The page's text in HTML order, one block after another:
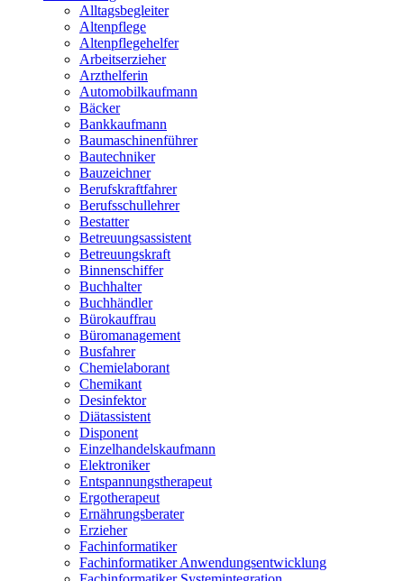
Alltagsbegleiter
Altenpflege
Altenpflegehelfer
Arbeitserzieher
Arzthelferin
Automobilkaufmann
Bäcker
Bankkaufmann
Baumaschinenführer
Bautechniker
Bauzeichner
Berufskraftfahrer
Berufsschullehrer
Bestatter
Betreuungsassistent
Betreuungskraft
Binnenschiffer
Buchhalter
Buchhändler
Bürokauffrau
Büromanagement
Busfahrer
Chemielaborant
Chemikant
Desinfektor
Diätassistent
Disponent
Einzelhandelskaufmann
Elektroniker
Entspannungstherapeut
Ergotherapeut
Ernährungsberater
Erzieher
Fachinformatiker
Fachinformatiker Anwendungsentwicklung